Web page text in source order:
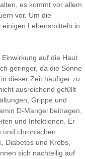
es kommt vor allem
vor. Um die
Lebensmitteln in
auf die Haut
geringer, da die Sonne
dieser Zeit häufiger zu
ausreichend gefüllt
Grippe und
D-Mangel beitragen,
und Infektionen. Er
und chronischen
Diabetes und Krebs,
sich nachteilig auf